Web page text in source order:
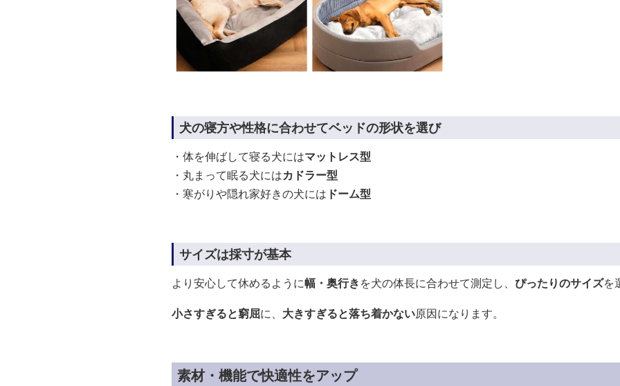
犬の寝方や性格に合わせてベッドの形状を選び
・体を伸ばして寝る犬にはマットレス型
・丸まって眠る犬にはカドラー型
・寒がりや隠れ家好きの犬には ドーム型
サイズは採寸が基本
より安心して休めるように幅・奥行きを犬の体長に合わせて測定し、 ぴったりのサイズを
小さすぎると窮屈に、 大きすぎると落ち着かない原因になります。
素材・機能で快適性をアップ